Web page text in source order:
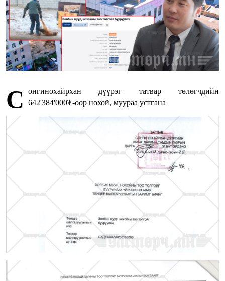
С
онгинохайрхан дүүрэг татвар төлөгчдийн
642'384'000₮-өөр нохой, муураа устгана